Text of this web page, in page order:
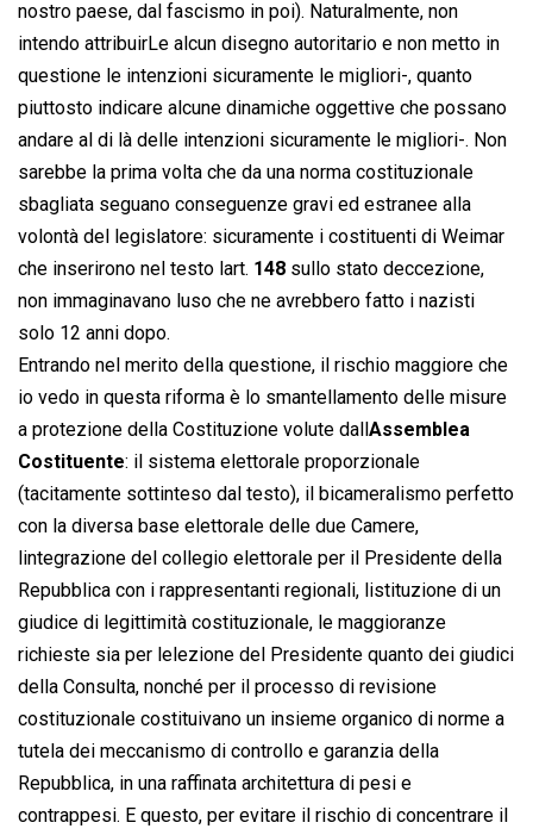
nostro paese, dal fascismo in poi). Naturalmente, non
intendo attribuirLe alcun disegno autoritario e non metto in
questione le intenzioni sicuramente le migliori-, quanto
piuttosto indicare alcune dinamiche oggettive che possano
andare al di là delle intenzioni sicuramente le migliori-. Non
sarebbe la prima volta che da una norma costituzionale
sbagliata seguano conseguenze gravi ed estranee alla
volontà del legislatore: sicuramente i costituenti di Weimar
che inserirono nel testo lart. 148 sullo stato deccezione,
non immaginavano luso che ne avrebbero fatto i nazisti
solo 12 anni dopo.
Entrando nel merito della questione, il rischio maggiore che
io vedo in questa riforma è lo smantellamento delle misure
a protezione della Costituzione volute dall Assemblea
Costituente: il sistema elettorale proporzionale
(tacitamente sottinteso dal testo), il bicameralismo perfetto
con la diversa base elettorale delle due Camere,
lintegrazione del collegio elettorale per il Presidente della
Repubblica con i rappresentanti regionali, listituzione di un
giudice di legittimità costituzionale, le maggioranze
richieste sia per lelezione del Presidente quanto dei giudici
della Consulta, nonché per il processo di revisione
costituzionale costituivano un insieme organico di norme a
tutela dei meccanismo di controllo e garanzia della
Repubblica, in una raffinata architettura di pesi e
contrappesi. E questo, per evitare il rischio di concentrare il